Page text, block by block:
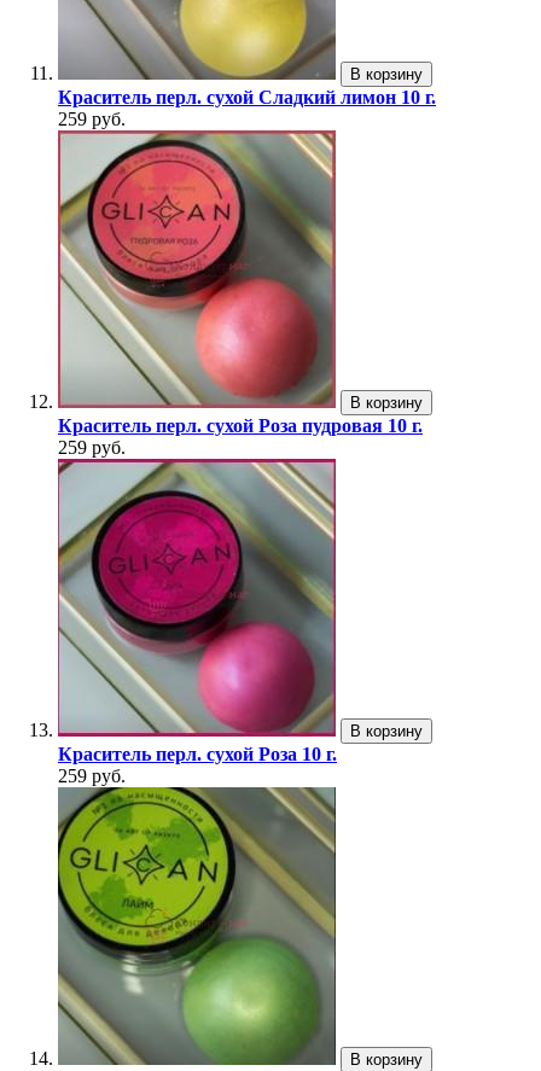
В корзину
Краситель перл. сухой Сладкий лимон 10 г.
259 руб.
В корзину
Краситель перл. сухой Роза пудровая 10 г.
259 руб.
В корзину
Краситель перл. сухой Роза 10 г.
259 руб.
В корзину